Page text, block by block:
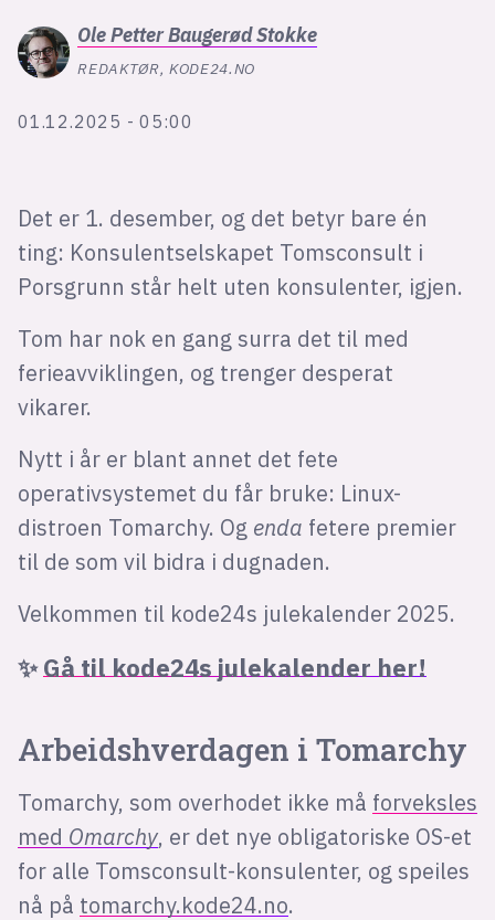
Ole PetterBaugerød Stokke
REDAKTØR, KODE24.NO
01.12.2025 - 05:00
Det er 1. desember, og det betyr bare én
ting: Konsulentselskapet Tomsconsult i
Porsgrunn står helt uten konsulenter, igjen.
Tom har nok en gang surra det til med
ferieavviklingen, og trenger desperat
vikarer.
Nytt i år er blant annet det fete
operativsystemet du får bruke: Linux-
distroen Tomarchy. Og enda fetere premier
til de som vil bidra i dugnaden.
Velkommen til kode24s julekalender 2025.
✨Gå til kode24s julekalender her!
Arbeidshverdagen i Tomarchy
Tomarchy, som overhodet ikke må forveksles
med Omarchy, er det nye obligatoriske OS-et
for alle Tomsconsult-konsulenter, og speiles
nå på tomarchy.kode24.no.